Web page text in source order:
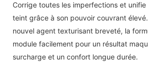
Corrige toutes les imperfections et
teint grâce à son pouvoir couvrant élevé.
nouvel agent texturisant breveté, la
module facilement pour un résultat
surcharge et un confort longue durée.